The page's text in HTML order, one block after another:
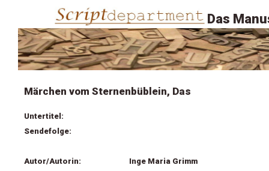
Das
Märchen vom Sternenbüblein, Das
Untertitel:
Sendefolge:
Autor/Autorin:
Inge Maria Grimm